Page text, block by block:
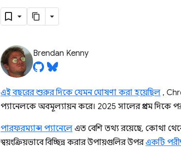
Brendan Kenny
এই বছরের শুরুর দিকে যেমন ঘোষণা করা হয়েছিল ,
প্যানেলকে অবমূল্যায়ন করে। 2025 সালের প্রথম দিকে
পারফরম্যান্স প্যানেলে এত বেশি তথ্য রয়েছে, কোথা
স্বয়ংক্রিয়ভাবে বিচ্ছিন্ন করার উপায়গুলির উপরএকটি